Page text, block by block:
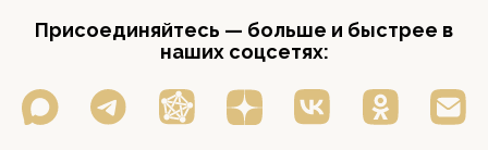
Присоединяйтесь — больше и быстрее в
наших соцсетях: